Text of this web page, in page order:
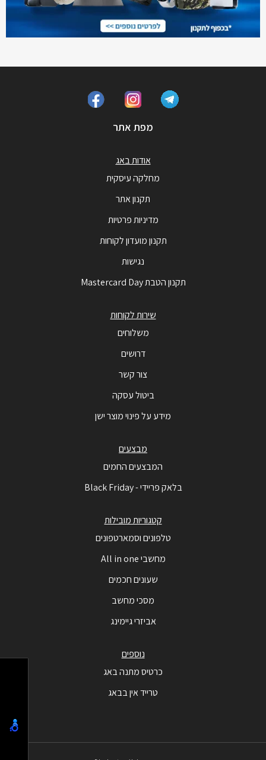
מפת אתר
אודות באג
מחלקה עיסקית
תקנון אתר
מדיניות פרטיות
תקנון מועדון לקוחות
נגישות
תקנון הטבת Mastercard Day
שירות לקוחות
משלוחים
דרושים
צור קשר
ביטול עסקה
מידע על פינוי מוצר ישן
מבצעים
המבצעים החמים
בלאק פריידי - Black Friday
קטגוריות מובילות
טלפונים וסמארטפונים
מחשבי All in one
שעונים חכמים
מסכי מחשב
אביזרי גיימינג
נוספים
כרטיס מתנה באג
טרייד אין בבאג